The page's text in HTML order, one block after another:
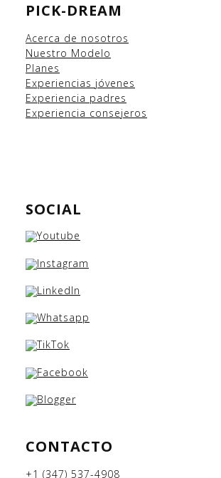
PICK-DREAM
Acerca de nosotros
Nuestro Modelo
Planes
Experiencias jóvenes
Experiencia padres
Experiencia consejeros
SOCIAL
CONTACTO
+1 (347) 537-4908